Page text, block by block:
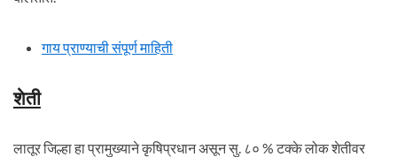
गाय प्राण्याची संपूर्ण माहिती
शेती
लातूर जिल्हा हा प्रामुख्याने कृषिप्रधान असून सु. ८० % टक्के लोक शेतीवर